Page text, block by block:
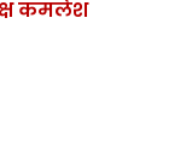
कमलेश